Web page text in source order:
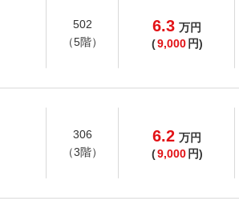
502
（5階）
6.3 万円
(9,000 円)
306
（3階）
6.2 万円
(9,000 円)